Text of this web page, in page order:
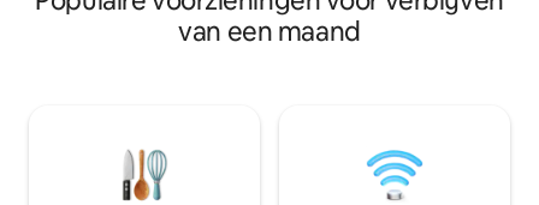
van een maand